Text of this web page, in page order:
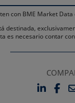
con BME Market Data
destinada,
necesario contar
SE